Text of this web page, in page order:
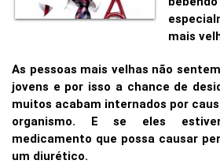
mais
As pessoas mais velhas não
jovens e por isso a chance de
muitos acabam internados por
organismo. E se eles
medicamento que possa causar
um diurético.